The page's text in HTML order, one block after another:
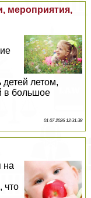
мероприятия,
летом,
в большое
01 07 2026 12:31:38
на
что